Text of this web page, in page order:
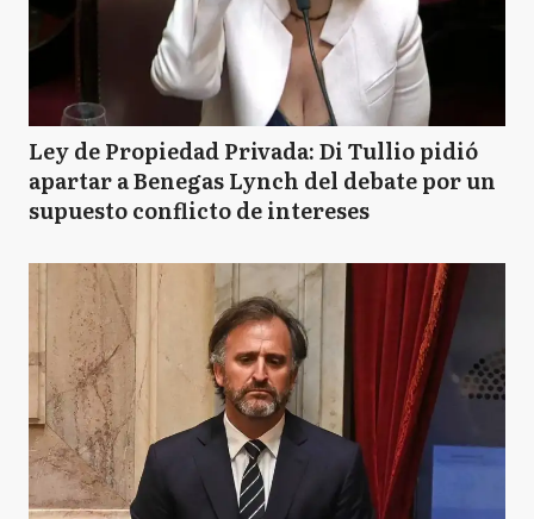
Ley de Propiedad Privada: Di Tullio pidió
apartar a Benegas Lynch del debate por un
supuesto conflicto de intereses